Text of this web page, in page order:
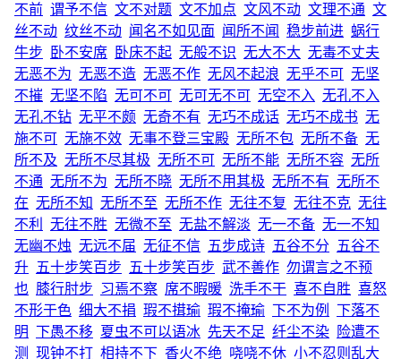
不前 谓予不信 文不对题 文不加点 文风不动 文理不通 文
丝不动 纹丝不动 闻名不如见面 闻所不闻 稳步前进 蜗行
牛步
卧不安席 卧床不起 无般不识 无大不大 无毒不丈夫
无恶不为 无恶不造 无恶不作 无风不起浪 无乎不可 无坚
不摧 无坚不陷 无可不可 无可无不可 无空不入 无孔不入
无孔不钻 无平不颇 无奇不有 无巧不成话 无巧不成书 无
施不可 无施不效 无事不登三宝殿 无所不包 无所不备 无
所不及 无所不尽其极 无所不可 无所不能 无所不容 无所
不通 无所不为 无所不晓 无所不用其极 无所不有 无所不
在 无所不知 无所不至 无所不作 无往不复 无往不克 无往
不利
无往不胜 无微不至 无盐不解淡 无一不备 无一不知
无幽不烛 无远不届 无征不信 五步成诗 五谷不分
五谷不
升 五十步笑百步 五十步笑百步 武不善作 勿谓言之不预
也 膝行肘步 习焉不察 席不暇暖 洗手不干 喜不自胜 喜怒
不形于色 细大不捐 瑕不搑瑜 瑕不掩瑜 下不为例
下落不
明 下愚不移 夏虫不可以语冰 先天不足 纤尘不染
险遭不
测
现钟不打 相持不下 香火不绝 哓哓不休 小不忍则乱大